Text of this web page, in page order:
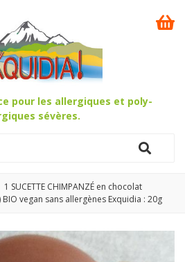
pour les allergiques et poly-
sévères.
1 SUCETTE CHIMPANZÉ en chocolat
BIO vegan sans allergènes Exquidia : 20g